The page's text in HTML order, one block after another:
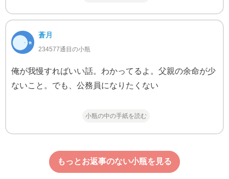
蒼月
234577通目の小瓶
俺が我慢すればいい話。わかってるよ。父親の余命が少
ないこと。でも、公務員になりたくない
小瓶の中の手紙を読む
もっとお返事のない小瓶を見る